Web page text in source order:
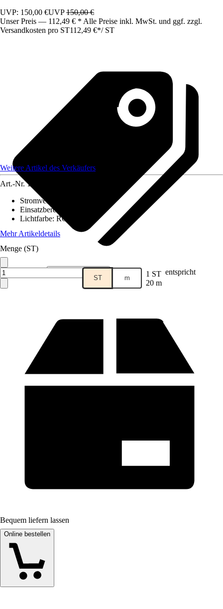
UVP: 150,00 €UVP150,00 €
Unser Preis — 112,49 € * Alle Preise inkl. MwSt. und ggf. zzgl.
Versandkosten pro ST112,49 €*/ ST
Verkauf durch: Smart Home Direct
Weitere Artikel des Verkäufers
Art.-Nr. 12624111
Stromversorgung
Einsatzbereich
Lichtfarbe: RGB
Mehr Artikeldetails
Menge (ST)
ST m 1 ST entspricht
20 m
Bequem liefern lassen
Online bestellen